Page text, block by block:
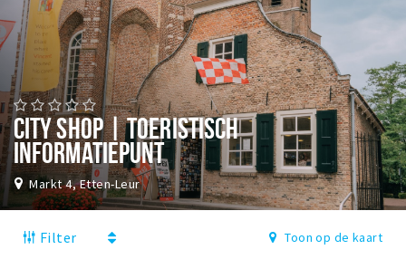
Deals
Party pics
Nieuws, interviews & blogs
Eten
Drinken
Slapen
Recreatief
CITY SHOP | TOERISTISCH
INFORMATIEPUNT
Markt 4, Etten-Leur
Filter Toon op de kaart